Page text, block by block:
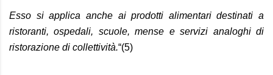
Esso si applica anche ai prodotti alimentari destinati a
ristoranti, ospedali, scuole, mense e servizi analoghi di
ristorazione di collettività.“(5)